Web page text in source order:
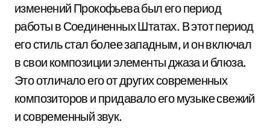
изменений Прокофьева был его период
работы в Соединенных Штатах. В этот период
его стиль стал более западным, и он включал
в свои композиции элементы джаза и блюза.
Это отличало его от других современных
композиторов и придавало его музыке свежий
и современный звук.